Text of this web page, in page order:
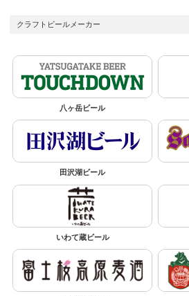
クラフトビールメーカー
八ヶ岳ビール
田沢湖ビール
いわて蔵ビール